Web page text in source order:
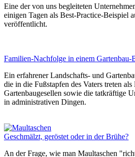
Eine der von uns begleiteten
einigen Tagen als Best-Practice-Beispiel
veröffentlicht.
Familien-Nachfolge in einem Gartenbau-
Ein erfahrener Landschafts- und
die in die Fußstapfen des Vaters treten
Gartenbaugesellen sowie die tatkräftige
in administrativen Dingen.
Geschmälzt, geröstet oder in der Brühe?
An der Frage, wie man Maultaschen